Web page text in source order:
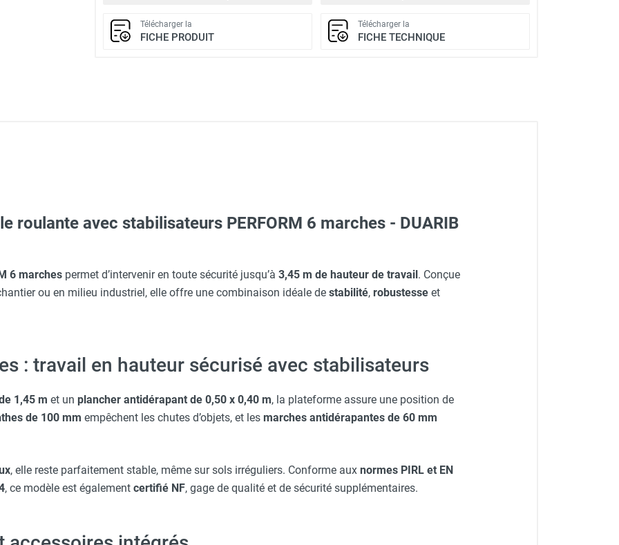
Télécharger la
FICHE PRODUIT
Télécharger la
FICHE TECHNIQUE
protège-menton Smartguard PE 10H - HUSQVARNA
M - HUSQVARNA
tête réglable - HUSQVARNA
L - HUSQVARNA
roulante avec stabilisateurs PERFORM 6 marches - DUARIB
6 marches permet d’intervenir en toute sécurité jusqu’à 3,45 m de hauteur de travail. Conçue
ou en milieu industriel, elle offre une combinaison idéale de stabilité, robustesse et
: travail en hauteur sécurisé avec stabilisateurs
1,45 m et un plancher antidérapant de 0,50 x 0,40 m, la plateforme assure une position de
de 100 mm empêchent les chutes d’objets, et les marches antidérapantes de 60 mm
, elle reste parfaitement stable, même sur sols irréguliers. Conforme aux normes PIRL et EN
, ce modèle est également certifié NF, gage de qualité et de sécurité supplémentaires.